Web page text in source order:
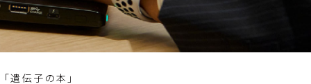
「遺伝子の本」